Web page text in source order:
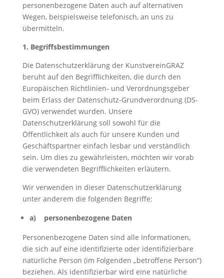
personenbezogene Daten auch auf alternativen
Wegen, beispielsweise telefonisch, an uns zu
übermitteln.
1. Begriffsbestimmungen
Die Datenschutzerklärung der KunstvereinGRAZ
beruht auf den Begrifflichkeiten, die durch den
Europäischen Richtlinien- und Verordnungsgeber
beim Erlass der Datenschutz-Grundverordnung (DS-
GVO) verwendet wurden. Unsere
Datenschutzerklärung soll sowohl für die
Öffentlichkeit als auch für unsere Kunden und
Geschäftspartner einfach lesbar und verständlich
sein. Um dies zu gewährleisten, möchten wir vorab
die verwendeten Begrifflichkeiten erläutern.
Wir verwenden in dieser Datenschutzerklärung
unter anderem die folgenden Begriffe:
a) personenbezogene Daten
Personenbezogene Daten sind alle Informationen,
die sich auf eine identifizierte oder identifizierbare
natürliche Person (im Folgenden „betroffene Person“)
beziehen. Als identifizierbar wird eine natürliche